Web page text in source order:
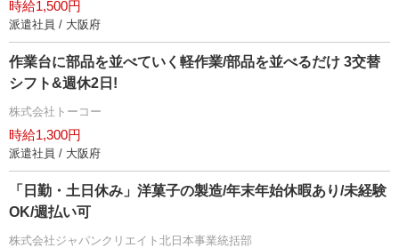
時給1,500円
派遣社員 / 大阪府
作業台に部品を並べていく軽作業/部品を並べるだけ 3交替
シフト&週休2日!
株式会社トーコー
時給1,300円
派遣社員 / 大阪府
「日勤・土日休み」洋菓子の製造/年末年始休暇あり/未経験
OK/週払い可
株式会社ジャパンクリエイト北日本事業統括部